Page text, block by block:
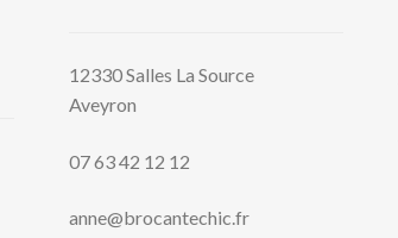
12330 Salles La Source
Aveyron
07 63 42 12 12
anne@brocantechic.fr